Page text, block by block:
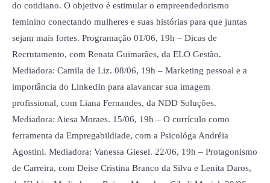
do cotidiano. O objetivo é estimular o empreendedorismo
feminino conectando mulheres e suas histórias para que juntas
sejam mais fortes. Programação 01/06, 19h – Dicas de
Recrutamento, com Renata Guimarães, da ELO Gestão.
Mediadora: Camila de Liz. 08/06, 19h – Marketing pessoal e a
importância do LinkedIn para alavancar sua imagem
profissional, com Liana Fernandes, da NDD Soluções.
Mediadora: Aiesa Moraes. 15/06, 19h – O currículo como
ferramenta da Empregabildiade, com a Psicológa Andréia
Agostini. Mediadora: Vanessa Giesel. 22/06, 19h – Protagonismo
de Carreira, com Deise Cristina Branco da Silva e Lenita Daros,